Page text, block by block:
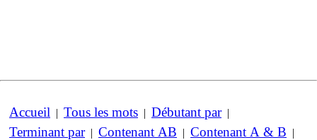
Accueil | Tous les mots | Débutant par|
Terminant par| Contenant AB | Contenant A & B |